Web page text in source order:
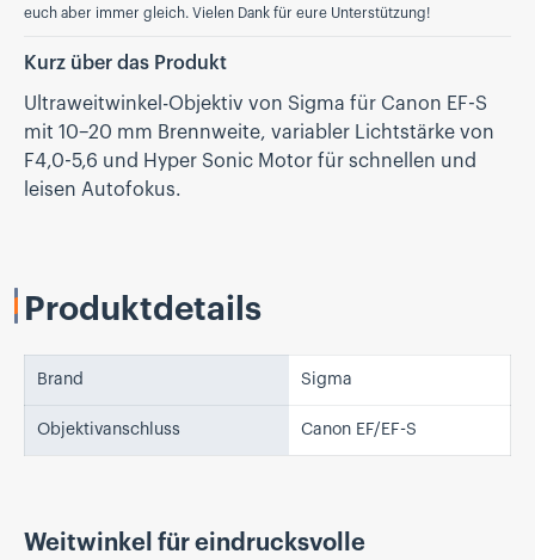
euch aber immer gleich. Vielen Dank für eure Unterstützung!
Kurz über das Produkt
Ultraweitwinkel-Objektiv von Sigma für Canon EF-S
mit 10–20 mm Brennweite, variabler Lichtstärke von
F4,0-5,6 und Hyper Sonic Motor für schnellen und
leisen Autofokus.
Produktdetails
Brand Sigma
Objektivanschluss Canon EF/EF-S
Weitwinkel für eindrucksvolle